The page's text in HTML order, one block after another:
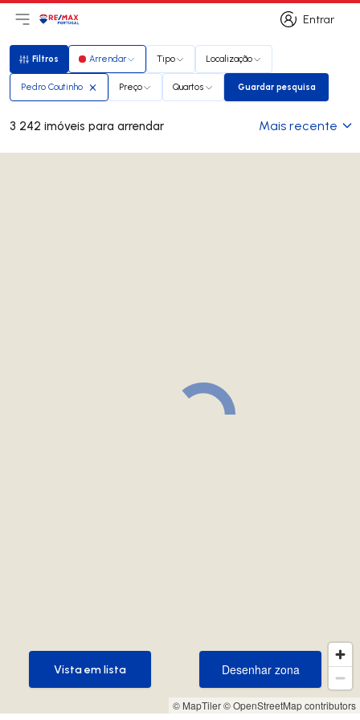
Entrar
Entrar
Abri menu principal
LogoIr para página inicial
Filtros
Filtros Arrendar Tipo Localização
Pedro Coutinho Preço Quartos Guardar pesquisa
Guardar pesquisa
3 242 imóveis para arrendar Mais recente
© MapTiler© OpenStreetMap contributors
Desenhar zona
Desenhar zona
Vista em lista
Vista em lista